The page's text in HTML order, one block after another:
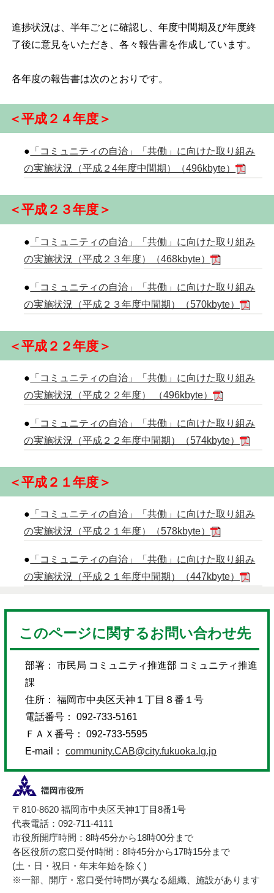
進捗状況は、半年ごとに確認し、年度中間期及び年度終
了後に意見をいただき、各々報告書を作成しています。
各年度の報告書は次のとおりです。
＜平成２４年度＞
● 「コミュニティの自治」「共働」に向けた取り組み
の実施状況（平成２4年度中間期）（496kbyte）
＜平成２３年度＞
● 「コミュニティの自治」「共働」に向けた取り組み
の実施状況（平成２３年度）（468kbyte）
● 「コミュニティの自治」「共働」に向けた取り組み
の実施状況（平成２３年度中間期）（570kbyte）
＜平成２２年度＞
● 「コミュニティの自治」「共働」に向けた取り組み
の実施状況（平成２２年度） （496kbyte）
● 「コミュニティの自治」「共働」に向けた取り組み
の実施状況（平成２２年度中間期）（574kbyte）
＜平成２１年度＞
● 「コミュニティの自治」「共働」に向けた取り組み
の実施状況（平成２１年度）（578kbyte）
● 「コミュニティの自治」「共働」に向けた取り組み
の実施状況（平成２１年度中間期）（447kbyte）
このページに関するお問い合わせ先
部署： 市民局 コミュニティ推進部 コミュニティ推進
課
住所： 福岡市中央区天神１丁目８番１号
電話番号： 092-733-5161
ＦＡＸ番号： 092-733-5595
E-mail：community.CAB@city.fukuoka.lg.jp
〒810-8620 福岡市中央区天神1丁目8番1号
代表電話：092-711-4111
市役所開庁時間：8時45分から18時00分まで
各区役所の窓口受付時間：8時45分から17時15分まで
(土・日・祝日・年末年始を除く)
※一部、開庁・窓口受付時間が異なる組織、施設があります